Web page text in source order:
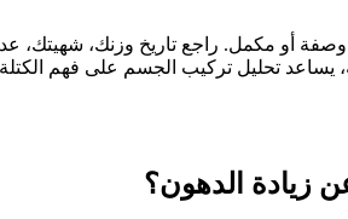
وصفة أو مكمل. راجع تاريخ وزنك، شهيتك،
يساعد تحليل تركيب الجسم على فهم
زيادة الدهون؟